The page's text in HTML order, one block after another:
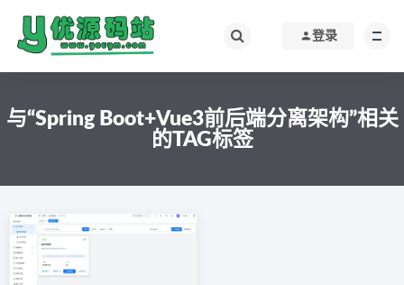
登录
与“Spring Boot+Vue3前后端分离架构”相关
的TAG标签